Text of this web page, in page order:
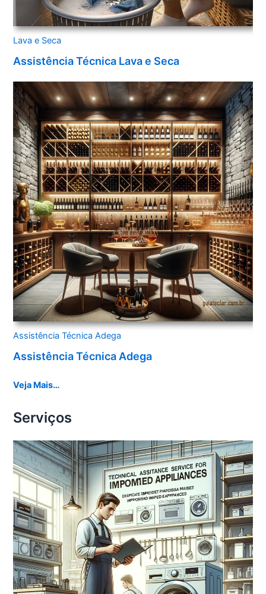
Lava e Seca
Assistência Técnica Lava e Seca
Assistência Técnica Adega
Assistência Técnica Adega
Veja Mais…
Serviços